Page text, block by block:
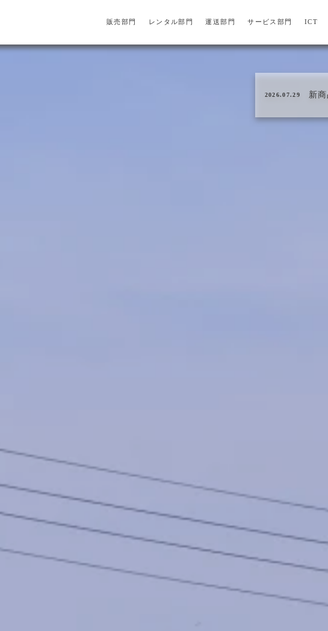
販売部門 レンタル部門 運送部門 サービス部門 ICT
2026.07.29 新